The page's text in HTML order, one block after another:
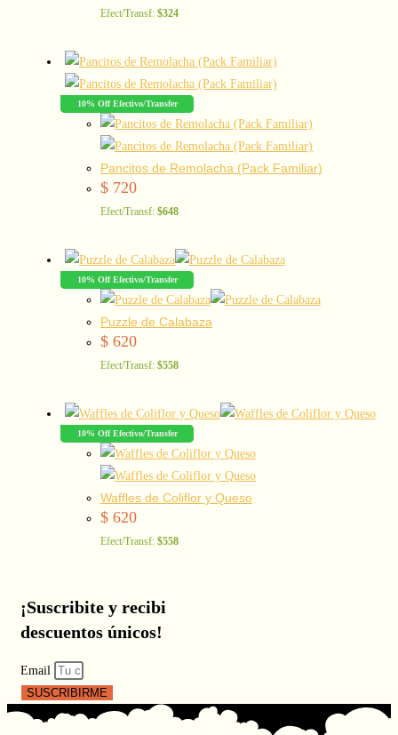
Efect/Transf: $324
10% Off Efectivo/Transfer
Pancitos de Remolacha (Pack Familiar)
$ 720
Efect/Transf: $648
10% Off Efectivo/Transfer
Puzzle de Calabaza
$ 620
Efect/Transf: $558
10% Off Efectivo/Transfer
Waffles de Coliflor y Queso
$ 620
Efect/Transf: $558
¡Suscribite y recibi
descuentos únicos!
Email
SUSCRIBIRME